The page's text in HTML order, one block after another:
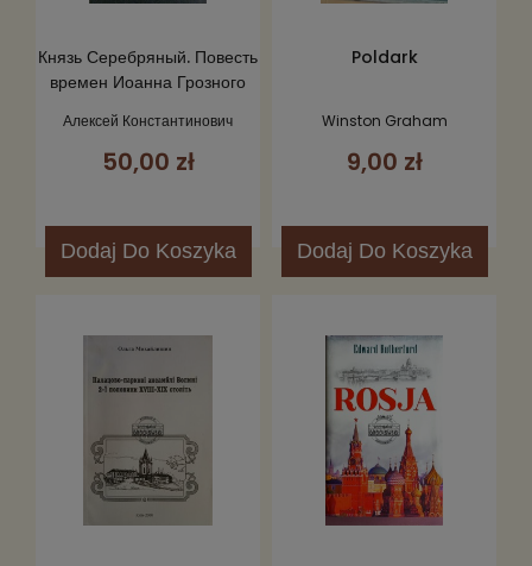
Князь Серебряный. Повесть
времен Иоанна Грозного
Алексей Константинович
50,00 zł
Dodaj Do Koszyka
Poldark
Winston Graham
9,00 zł
Dodaj Do Koszyka